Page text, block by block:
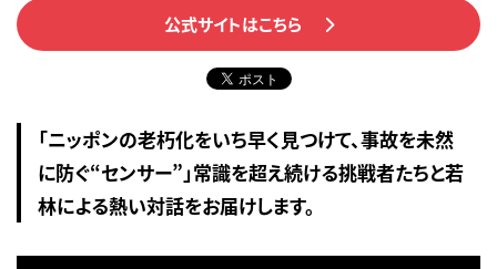
公式サイトはこちら
「ニッポンの老朽化をいち早く見つけて、事故を未然
に防ぐ“センサー”」常識を超え続ける挑戦者たちと若
林による熱い対話をお届けします。